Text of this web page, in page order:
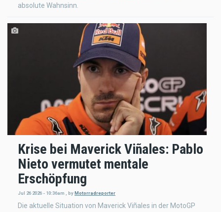
absolute Wahnsinn.
Krise bei Maverick Viñales: Pablo
Nieto vermutet mentale
Erschöpfung
Jul 26 2026 - 10:36am , byMotorradreporter
Die aktuelle Situation von Maverick Viñales in der MotoGP